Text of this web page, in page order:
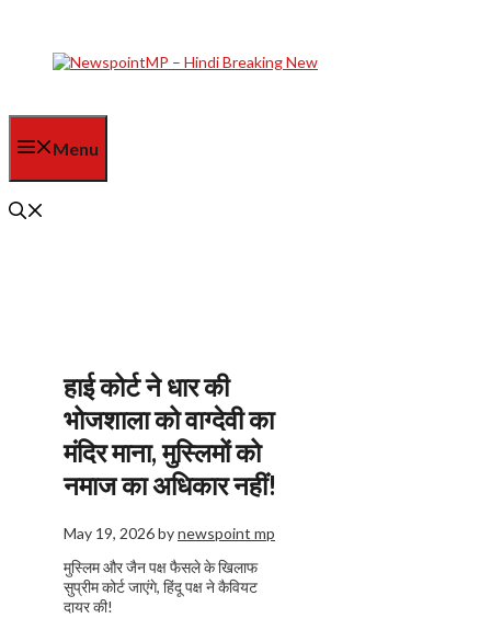
content
Menu
हाई कोर्ट ने धार की
भोजशाला को वाग्देवी का
मंदिर माना, मुस्लिमों को
नमाज का अधिकार नहीं!
May 19, 2026bynewspoint mp
मुस्लिम और जैन पक्ष फैसले के खिलाफ
सुप्रीम कोर्ट जाएंगे, हिंदू पक्ष ने कैवियट
दायर की!